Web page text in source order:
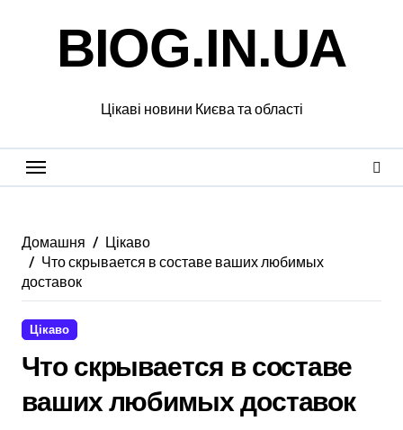
BIOG.IN.UA
Цікаві новини Києва та області
Домашня
Цікаво
Что скрывается в составе ваших любимых
доставок
Цікаво
Что скрывается в составе
ваших любимых доставок